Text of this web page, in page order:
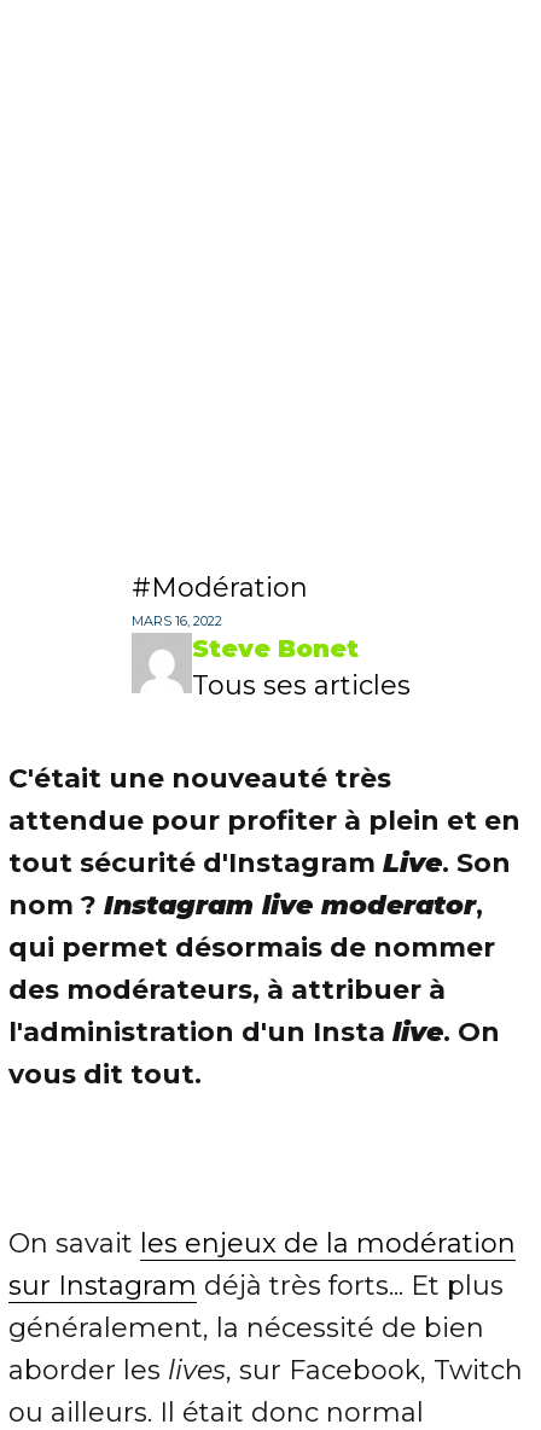
Modération
MARS 16, 2022
Steve Bonet
Tous ses articles
C'était une nouveauté très
attendue pour profiter à plein et en
tout sécurité d'Instagram Live. Son
nom ? Instagram live moderator,
qui permet désormais de nommer
des modérateurs, à attribuer à
l'administration d'un Insta live. On
vous dit tout.
On savait les enjeux de la modération
sur Instagram déjà très forts... Et plus
généralement, la nécessité de bien
aborder les lives, sur Facebook, Twitch
ou ailleurs. Il était donc normal